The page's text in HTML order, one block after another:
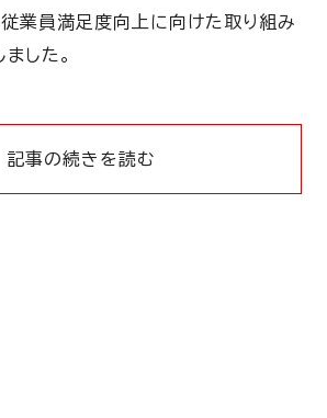
業員満足度向上に向けた取り組み
した。
記事の続きを読む